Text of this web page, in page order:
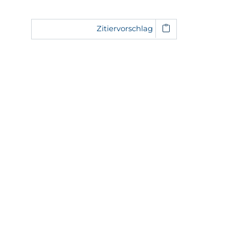
Zitiervorschlag